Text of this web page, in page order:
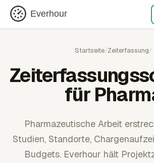
Everhour
Startseite/Zeiterfassung/
für
Pharmazeutische Arbeit
Studien, Standorte,
Budgets. Everhour hält